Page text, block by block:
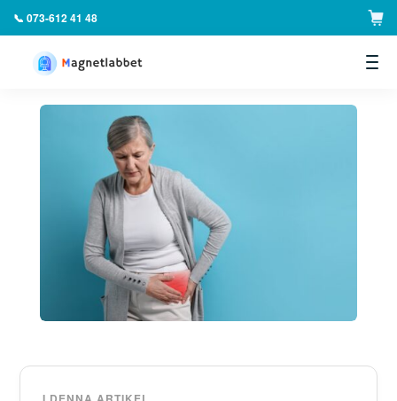
📞 073-612 41 48